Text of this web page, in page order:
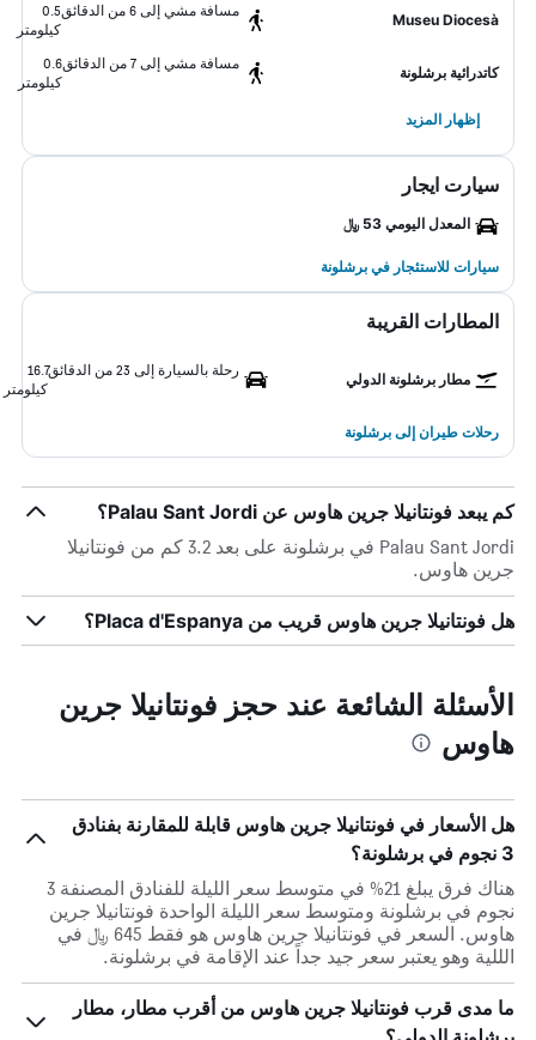
Museu Diocesà
مسافة مشي إلى 6 من الدقائق
0.5
كيلومتر
كاتدرائية برشلونة
مسافة مشي إلى 7 من الدقائق
0.6
كيلومتر
إظهار المزيد
سيارت ايجار
المعدل اليومي 53 ﷼
سيارات للاستئجار في برشلونة
المطارات القريبة
مطار برشلونة الدولي
رحلة بالسيارة إلى 23 من الدقائق
16.7
كيلومتر
رحلات طيران إلى برشلونة
كم يبعد فونتانيلا جرين هاوس عن Palau Sant Jordi؟
Palau Sant Jordi في برشلونة على بعد 3.2 كم من فونتانيلا
جرين هاوس.
هل فونتانيلا جرين هاوس قريب من Placa d'Espanya؟
الأسئلة الشائعة عند حجز فونتانيلا جرين
هاوس
هل الأسعار في فونتانيلا جرين هاوس قابلة للمقارنة بفنادق
3 نجوم في برشلونة؟
هناك فرق يبلغ 21% في متوسط ​​سعر الليلة للفنادق المصنفة 3
نجوم في برشلونة ومتوسط ​​سعر الليلة الواحدة فونتانيلا جرين
هاوس. السعر في فونتانيلا جرين هاوس هو فقط 645 ﷼ في
الللية وهو يعتبر سعر جيد جداً عند الإقامة في برشلونة.
ما مدى قرب فونتانيلا جرين هاوس من أقرب مطار، مطار